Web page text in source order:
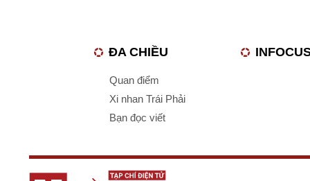
ĐA CHIỀU
Quan điểm
Xi nhan Trái Phải
Bạn đọc viết